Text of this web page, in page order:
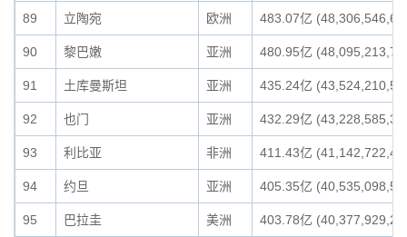
89 立陶宛 欧洲 483.07亿
90 黎巴嫩 亚洲 480.95亿
91 土库曼斯坦 亚洲 435.24亿
92 也门 亚洲 432.29亿
93 利比亚 非洲 411.43亿
94 约旦 亚洲 405.35亿
95 巴拉圭 美洲 403.78亿